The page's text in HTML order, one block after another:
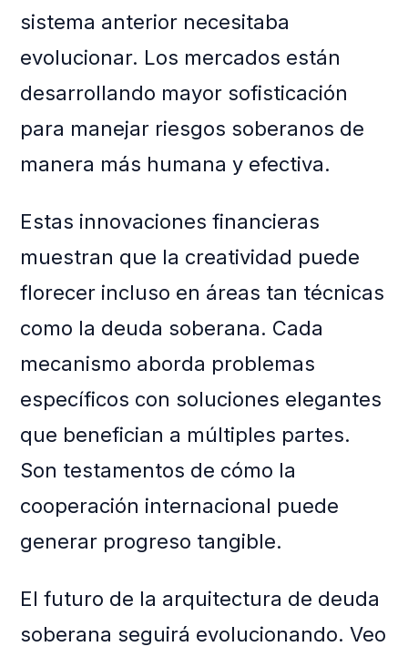
sistema anterior necesitaba
evolucionar. Los mercados están
desarrollando mayor sofisticación
para manejar riesgos soberanos de
manera más humana y efectiva.
Estas innovaciones financieras
muestran que la creatividad puede
florecer incluso en áreas tan técnicas
como la deuda soberana. Cada
mecanismo aborda problemas
específicos con soluciones elegantes
que benefician a múltiples partes.
Son testamentos de cómo la
cooperación internacional puede
generar progreso tangible.
El futuro de la arquitectura de deuda
soberana seguirá evolucionando. Veo